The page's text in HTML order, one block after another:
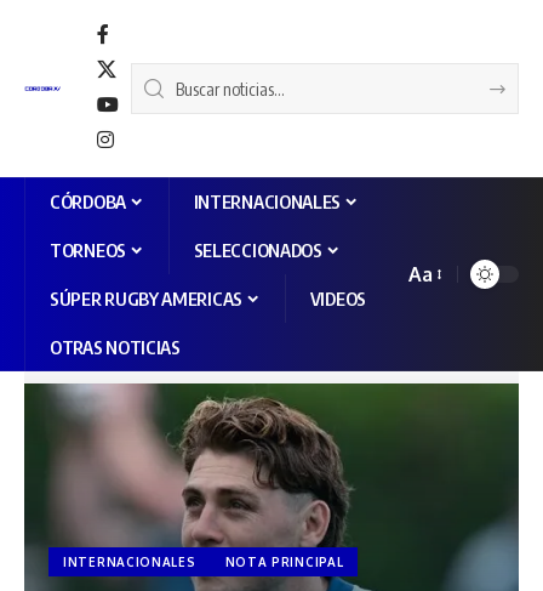
CÓRDOBA INTERNACIONALES
TORNEOS SELECCIONADOS
SÚPER RUGBY AMERICAS VIDEOS
OTRAS NOTICIAS
Aa
INTERNACIONALES NOTA PRINCIPAL